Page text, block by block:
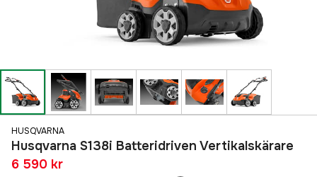
HUSQVARNA
Husqvarna S138i Batteridriven Vertikalskärare
6 590 kr